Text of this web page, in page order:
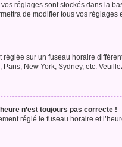
réglages sont stockés dans la
de modifier tous vos réglages
réglée sur un fuseau horaire
New York, Sydney, etc.
n’est toujours pas correcte !
réglé le fuseau horaire et